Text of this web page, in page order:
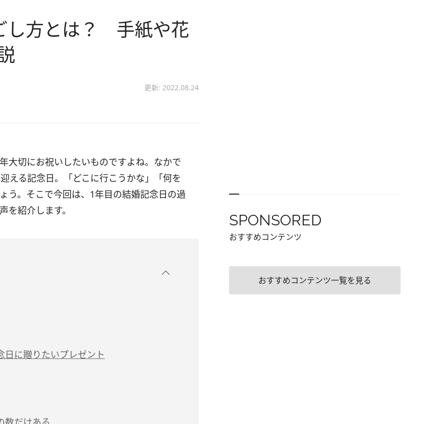
し方とは？ 手紙や花
更新: 2022.08.24
大切にお祝いしたいものですよね。なかで
える記念日。「どこに行こうかな」「何を
う。そこで今回は、1年目の結婚記念日の過
を紹介します。
に贈りたいプレゼント
SPONSORED
おすすめコンテンツ
おすすめコンテンツ一覧を見る